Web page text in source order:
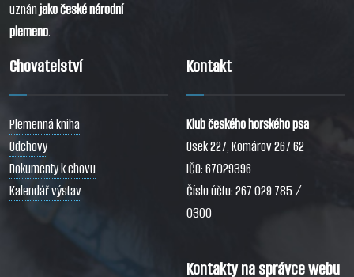
uznánjako české národní
plemeno.
Chovatelství
Plemenná kniha
Odchovy
Dokumenty k chovu
Kalendář výstav
Kontakt
Klub českého horského psa
Osek 227, Komárov 267 62
IČO: 67029396
Číslo účtu: 267 029 785 /
0300
Kontakty na správce webu